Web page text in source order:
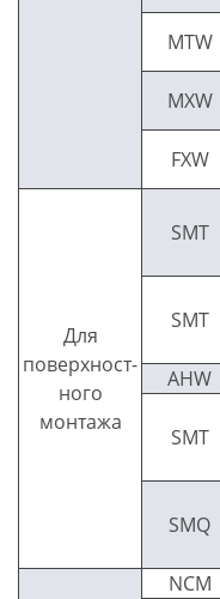
MTW
MXW
FXW
Для
поверхност­
ного
монтажа
SMT
SMT
AHW
SMT
SMQ
NCM